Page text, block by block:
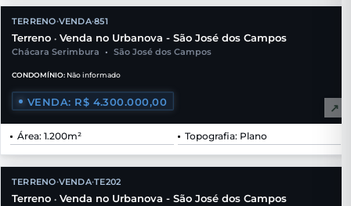
TERRENO•VENDA•851
Terreno • Venda no Urbanova - São José dos Campos
Chácara Serimbura • São José dos Campos
CONDOMÍNIO: Não informado
VENDA: R$ 4.300.000,00 ↗
Área: 1.200m² Topografia: Plano
TERRENO•VENDA•TE202
Terreno • Venda no Urbanova - São José dos Campos